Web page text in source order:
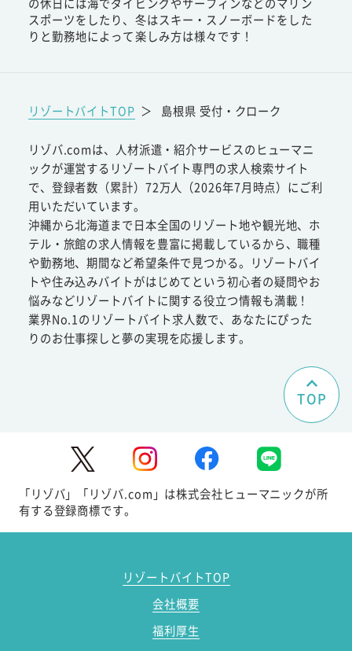
スポーツをしたり、冬はスキー・スノーボードをした
りと勤務地によって楽しみ方は様々です！
リゾートバイトTOP ＞ 島根県 受付・クローク
リゾバ.comは、人材派遣・紹介サービスのヒューマニ
ックが運営するリゾートバイト専門の求人検索サイト
で、登録者数（累計）72万人（2026年7月時点）にご利
用いただいています。
沖縄から北海道まで日本全国のリゾート地や観光地、ホ
テル・旅館の求人情報を豊富に掲載しているから、職種
や勤務地、期間など希望条件で見つかる。リゾートバイ
トや住み込みバイトがはじめてという初心者の疑問やお
悩みなどリゾートバイトに関する役立つ情報も満載！
業界No.1のリゾートバイト求人数で、あなたにぴった
りのお仕事探しと夢の実現を応援します。
TOP
「リゾバ」「リゾバ.com」は株式会社ヒューマニックが所
有する登録商標です。
リゾートバイトTOP
会社概要
福利厚生